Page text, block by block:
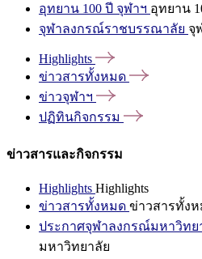
อุทยาน 100 ปี จุฬาฯ อุทยาน
จุฬาลงกรณ์ราชบรรณาลัย จุ
Highlights
ข่าวสารทั้งหมด
ข่าวจุฬาฯ
ปฏิทินกิจกรรม
ข่าวสารและกิจกรรม
Highlights Highlights
ข่าวสารทั้งหมด ข่าวสารทั้ง
ประกาศจุฬาลงกรณ์มหาวิทย
มหาวิทยาลัย